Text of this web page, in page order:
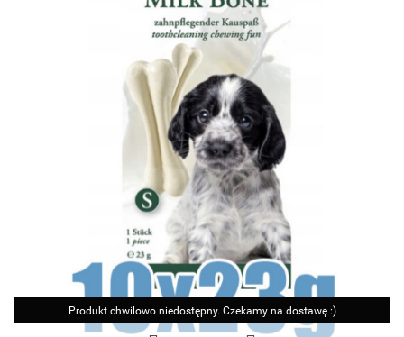
Produkt chwilowo niedostępny. Czekamy na dostawę :)